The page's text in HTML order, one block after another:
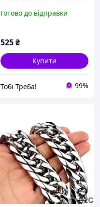
масивний товстий
Готово до відправки
525₴
Купити
Тобі Треба! 99%